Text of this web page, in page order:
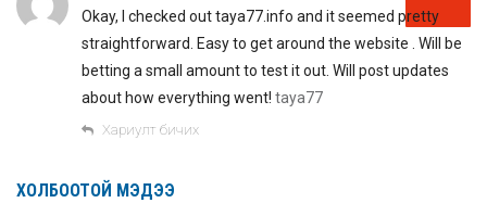
Okay, I checked out taya77.info and it seemed pretty
straightforward. Easy to get around the website . Will be
betting a small amount to test it out. Will post updates
about how everything went! taya77
Хариулт бичих
ХОЛБООТОЙ МЭДЭЭ